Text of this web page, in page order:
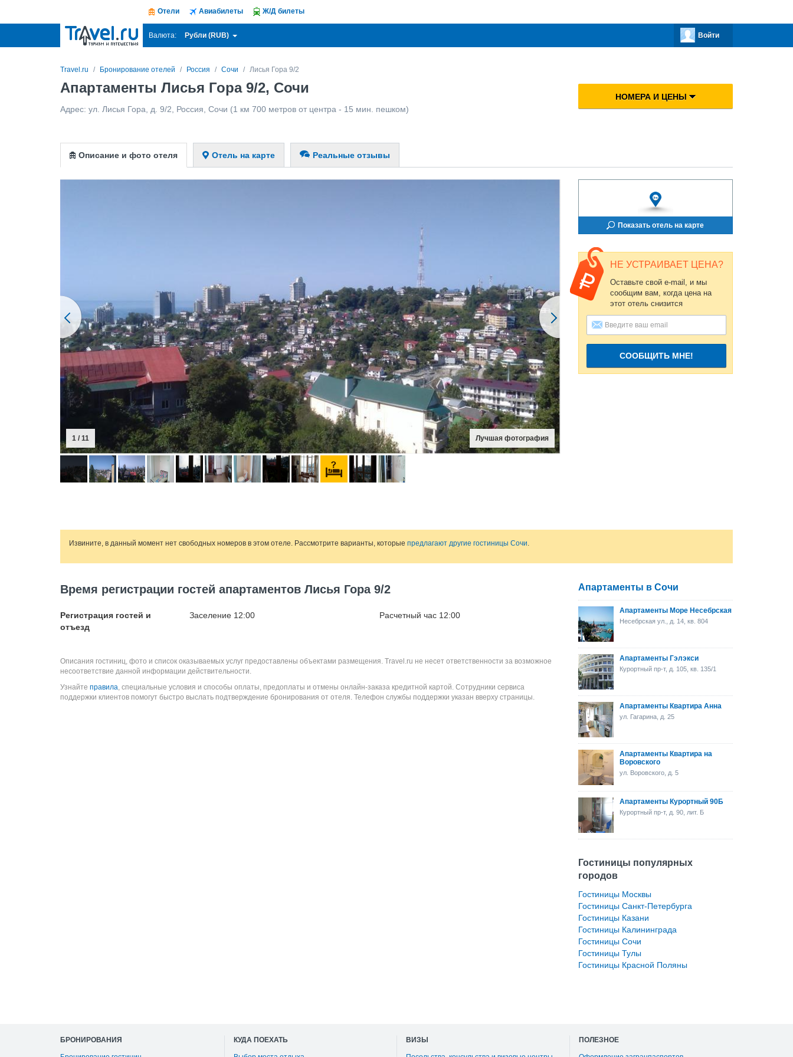
Отели Авиабилеты Ж/Д билеты
Валюта: Рубли (RUB) Войти
Travel.ru Бронирование отелей Россия Сочи Лисья Гора 9/2
Апартаменты Лисья Гора 9/2, Сочи
Адрес: ул. Лисья Гора, д. 9/2 Россия Сочи (1 км 700 метров от центра - 15 мин. пешком)
НОМЕРА И ЦЕНЫ
Описание и фото отеля Отель на карте Реальные отзывы
1 / 11 Лучшая фотография
Показать отель на карте
НЕ УСТРАИВАЕТ ЦЕНА?
Оставьте свой e-mail, и мы
сообщим вам, когда цена на
этот отель снизится
СООБЩИТЬ МНЕ!
Извините, в данный момент нет свободных номеров в этом отеле. Рассмотрите варианты, которые предлагают другие гостиницы Сочи.
Время регистрации гостей апартаментов Лисья Гора 9/2
Регистрация гостей и
отъезд
Заселение 12:00 Расчетный час 12:00
Описания гостиниц, фото и список оказываемых услуг предоставлены объектами размещения. Travel.ru не несет ответственности за возможное
несоответствие данной информации действительности.
Узнайте правила, специальные условия и способы оплаты, предоплаты и отмены онлайн-заказа кредитной картой. Сотрудники сервиса
поддержки клиентов помогут быстро выслать подтверждение бронирования от отеля. Телефон службы поддержки указан вверху страницы.
Апартаменты в Сочи
Апартаменты Море Несебрская
Несебрская ул., д. 14, кв. 804
Апартаменты Гэлэкси
Курортный пр-т, д. 105, кв. 135/1
Апартаменты Квартира Анна
ул. Гагарина, д. 25
Апартаменты Квартира на
Воровского
ул. Воровского, д. 5
Апартаменты Курортный 90Б
Курортный пр-т, д. 90, лит. Б
Гостиницы популярных
городов
Гостиницы Москвы
Гостиницы Санкт-Петербурга
Гостиницы Казани
Гостиницы Калининграда
Гостиницы Сочи
Гостиницы Тулы
Гостиницы Красной Поляны
БРОНИРОВАНИЯ КУДА ПОЕХАТЬ ВИЗЫ ПОЛЕЗНОЕ